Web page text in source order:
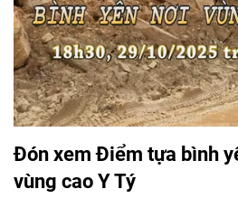
Đón xem Điểm tựa bình
vùng cao Y Tý